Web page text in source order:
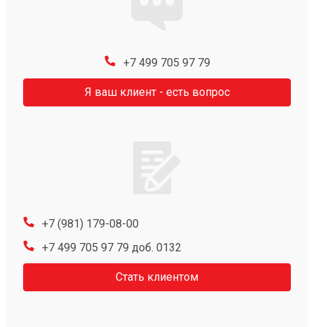
+7 499 705 97 79
Я ваш клиент - есть вопрос
+7 (981) 179-08-00
+7 499 705 97 79 доб. 0132
Стать клиентом